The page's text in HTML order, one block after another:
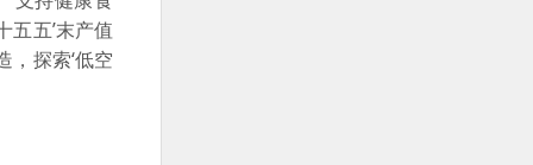
五五’末产值
，探索‘低空